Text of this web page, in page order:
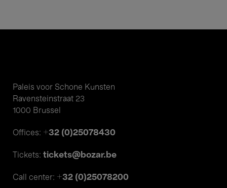
Paleis voor Schone Kunsten
Ravensteinstraat 23
1000 Brussel
Offices: +32 (0)25078430
Tickets: tickets@bozar.be
Call center: +32 (0)25078200